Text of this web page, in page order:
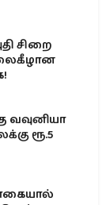
சிறை
வவுனியா
ரூ.5